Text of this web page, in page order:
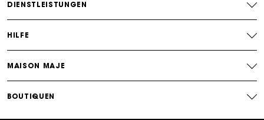
DIENSTLEISTUNGEN
HILFE
MAISON MAJE
BOUTIQUEN